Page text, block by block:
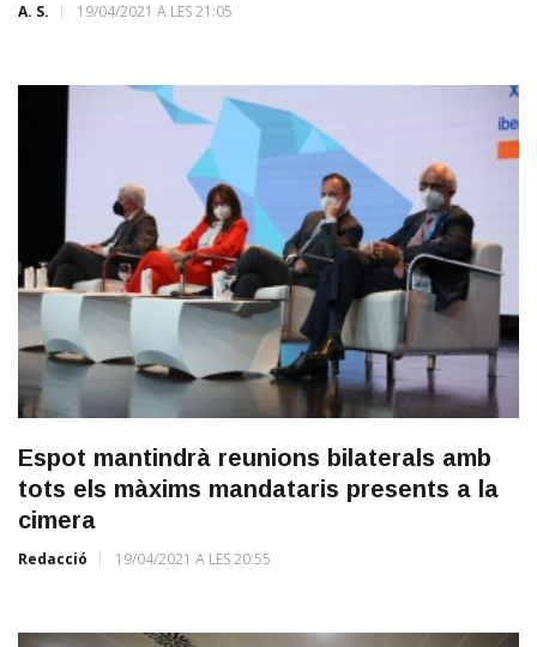
A. S. 19/04/2021 A LES 21:05
Espot mantindrà reunions bilaterals amb
tots els màxims mandataris presents a la
cimera
Redacció 19/04/2021 A LES 20:55